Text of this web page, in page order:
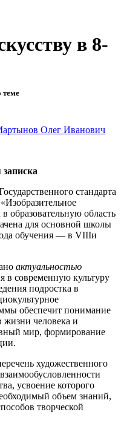
в 8-
теме
Олег Иванович
стандарта
образовательную область
для основной школы
обучения — в VIIIи
актуальностью
в современную культуру
подростка в
обеспечит понимание
жизни человека и
мир, формирование
художественного
усвоение которого
объем знаний,
творческой